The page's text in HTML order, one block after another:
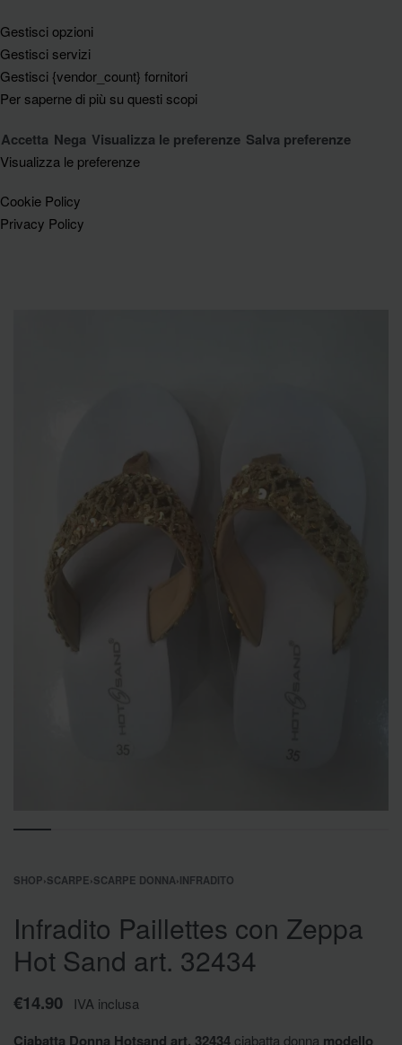
Gestisci opzioni
Gestisci servizi
Gestisci {vendor_count} fornitori
Per saperne di più su questi scopi
Accetta Nega Visualizza le preferenze Salva preferenze
Visualizza le preferenze
Cookie Policy
Privacy Policy
SHOP›SCARPE›SCARPE DONNA›INFRADITO
Infradito Paillettes con Zeppa
Hot Sand art. 32434
€14.90 IVA inclusa
Ciabatta Donna Hotsand art. 32434 ciabatta donna modello